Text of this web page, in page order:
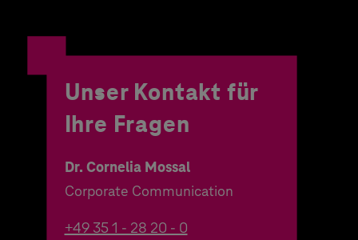
Unser Kontakt für
Ihre Fragen
Dr. Cornelia Mossal
Corporate Communication
+49 35 1 - 28 20 - 0